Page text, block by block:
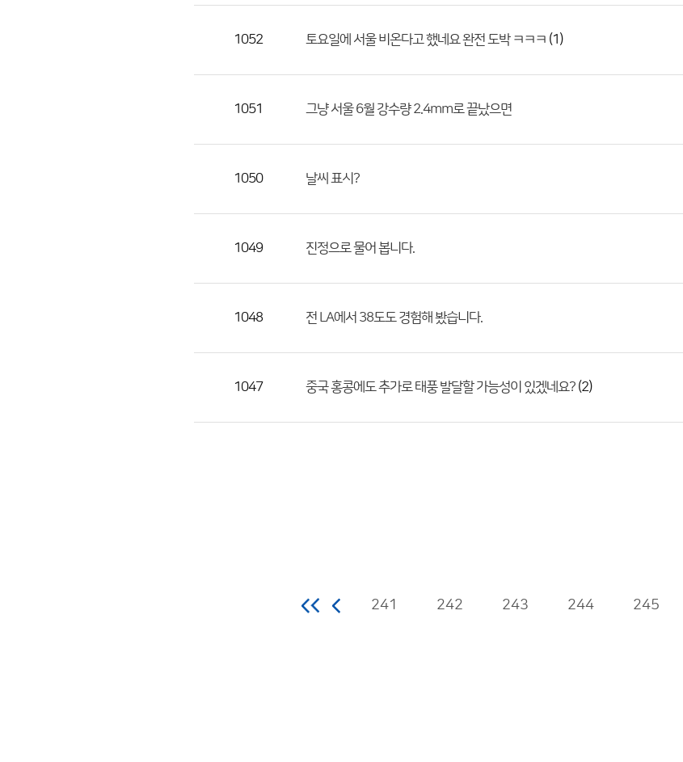
다.
1052 토요일에 서울 비온다고 했네요 완전 도박 ㅋㅋㅋ (1)
1051 그냥 서울 6월 강수량 2.4mm로 끝났으면
1050 날씨 표시?
1049 진정으로 물어 봅니다.
1048 전 LA에서 38도도 경험해 봤습니다.
1047 중국 홍콩에도 추가로 태풍 발달할 가능성이 있겠네요? (2)
241 242 243 244 245